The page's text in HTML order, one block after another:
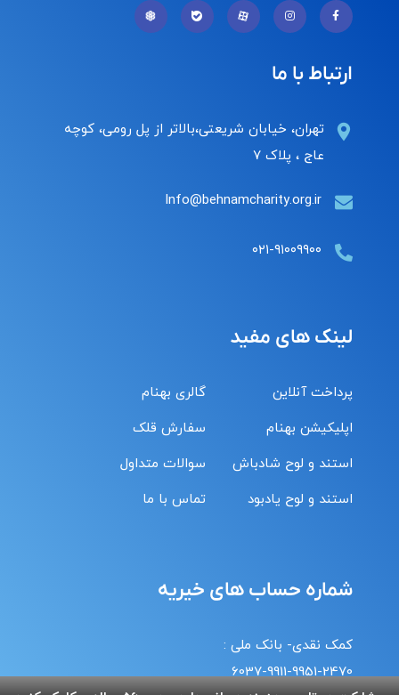
ارتباط با ما
تهران، خیابان شریعتی،بالاتر از پل رومی، کوچه
عاج ، پلاک ۷
Info@behnamcharity.org.ir
۰۲۱-۹۱۰۰۹۹۰۰
لینک های مفید
پرداخت آنلاین
اپلیکیشن بهنام
استند و لوح شادباش
استند و لوح یادبود
گالری بهنام
سفارش قلک
سوالات متداول
تماس با ما
شماره حساب های خیریه
کمک نقدی- بانک ملی :
6037-9911-9951-2470